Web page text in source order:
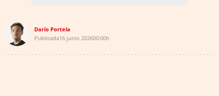
Darío Portela
Publicada16 junio 202600:00h